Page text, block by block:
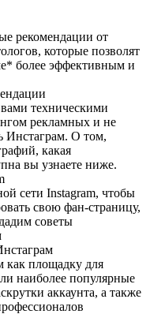
рекомендации от
которые позволят
более эффективным и
техническими
рекламных и не
Инстаграм. О том,
какая
вы узнаете ниже.
сети Instagram, чтобы
свою фан-страницу,
советы
как площадку для
наиболее популярные
аккаунта, а также